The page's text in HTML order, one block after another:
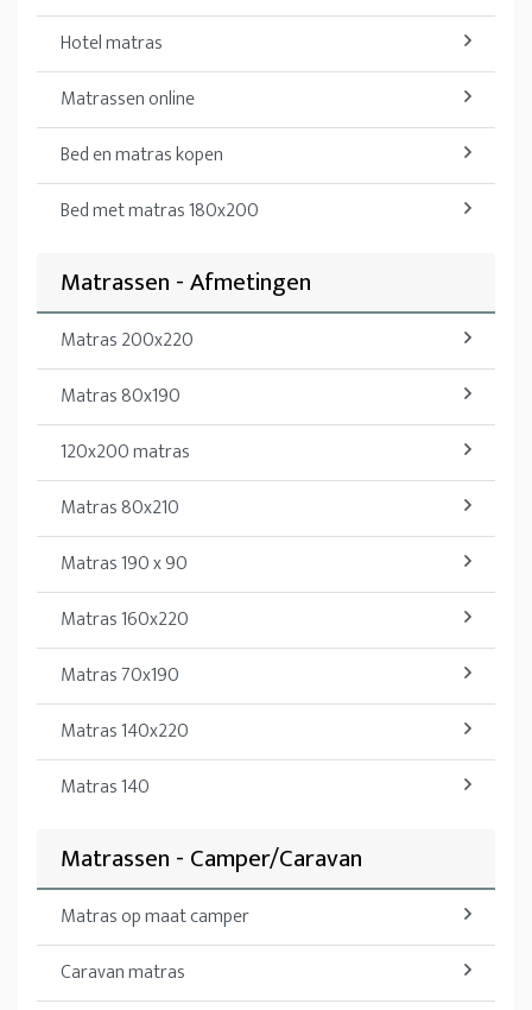
Hotel matras
Matrassen online
Bed en matras kopen
Bed met matras 180x200
Matrassen - Afmetingen
Matras 200x220
Matras 80x190
120x200 matras
Matras 80x210
Matras 190 x 90
Matras 160x220
Matras 70x190
Matras 140x220
Matras 140
Matrassen - Camper/Caravan
Matras op maat camper
Caravan matras